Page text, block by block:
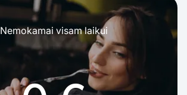
Nemokamai visam laikui